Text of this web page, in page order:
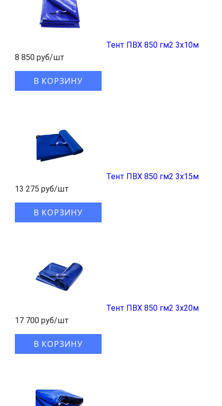
Тент ПВХ 850 гм2 3x10м
8 850 руб/шт
В КОРЗИНУ
Тент ПВХ 850 гм2 3x15м
13 275 руб/шт
В КОРЗИНУ
Тент ПВХ 850 гм2 3x20м
17 700 руб/шт
В КОРЗИНУ